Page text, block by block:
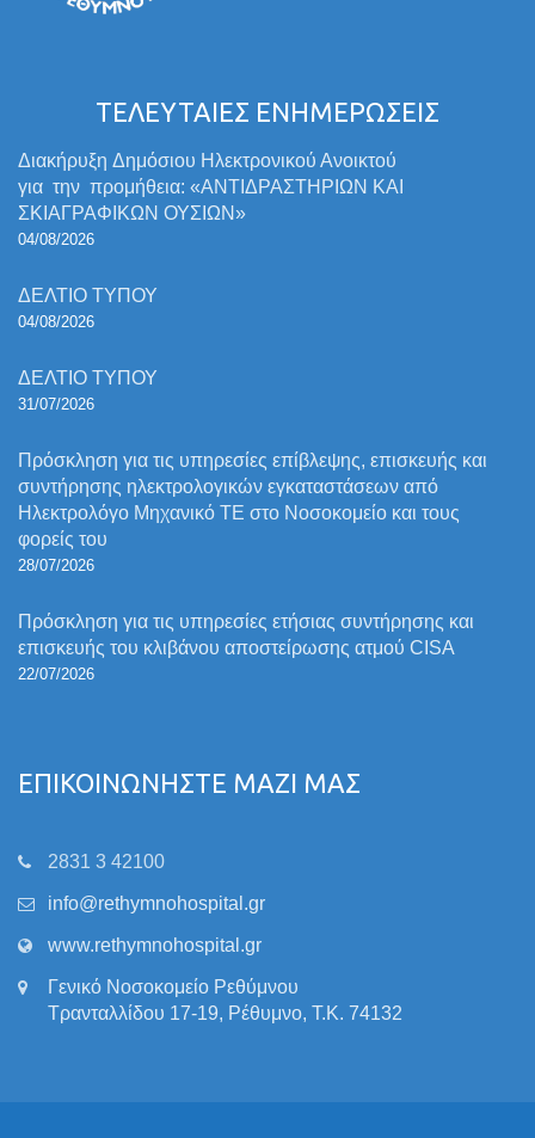
ΤΕΛΕΥΤΑΙΕΣ ΕΝΗΜΕΡΩΣΕΙΣ
Διακήρυξη Δημόσιου Ηλεκτρονικού Ανοικτού
για την προμήθεια: «ΑΝΤΙΔΡΑΣΤΗΡΙΩΝ ΚΑΙ
ΣΚΙΑΓΡΑΦΙΚΩΝ ΟΥΣΙΩΝ»
04/08/2026
ΔΕΛΤΙΟ ΤΥΠΟΥ
04/08/2026
ΔΕΛΤΙΟ ΤΥΠΟΥ
31/07/2026
Πρόσκληση για τις υπηρεσίες επίβλεψης, επισκευής και
συντήρησης ηλεκτρολογικών εγκαταστάσεων από
Ηλεκτρολόγο Μηχανικό ΤΕ στο Νοσοκομείο και τους
φορείς του
28/07/2026
Πρόσκληση για τις υπηρεσίες ετήσιας συντήρησης και
επισκευής του κλιβάνου αποστείρωσης ατμού CISA
22/07/2026
ΕΠΙΚΟΙΝΩΝΗΣΤΕ ΜΑΖΙ ΜΑΣ
2831 3 42100
info@rethymnohospital.gr
www.rethymnohospital.gr
Γενικό Νοσοκομείο Ρεθύμνου
Τρανταλλίδου 17-19, Ρέθυμνο, Τ.Κ. 74132